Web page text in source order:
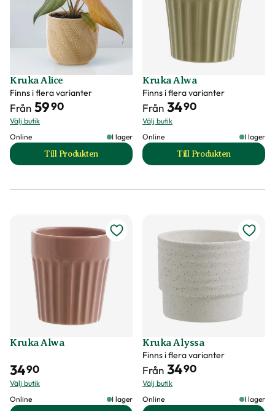
Kruka Alice
Finns i flera varianter
Från 5990
Välj butik
Online
I lager
Till Produkten
till Kruka Alice produktsida
Kruka Alwa
Finns i flera varianter
Från 3490
Välj butik
Online
I lager
Till Produkten
till Kruka Alwa
Kruka Alwa
3490
Välj butik
Online
I lager
Kruka Alyssa
Finns i flera varianter
Från 3490
Välj butik
Online
I lager